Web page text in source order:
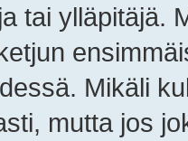
tai ylläpitäjä.
Mikäli
mutta jos